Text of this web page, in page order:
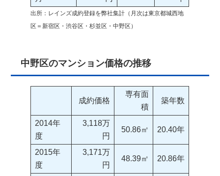
出所：レインズ成約登録を弊社集計（月次は東京都城西地
区＝新宿区・渋谷区・杉並区・中野区）
中野区のマンション価格の推移
成約価格
専有面
積
築年数
2014年
度
3,118万
円
50.86㎡ 20.40年
2015年
度
3,171万
円
48.39㎡ 20.86年